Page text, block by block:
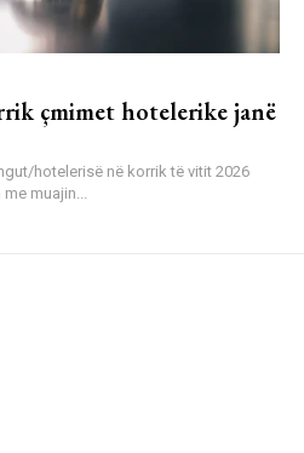
çmimet hotelerike janë
hotelerisë në korrik të vitit 2026
muajin...